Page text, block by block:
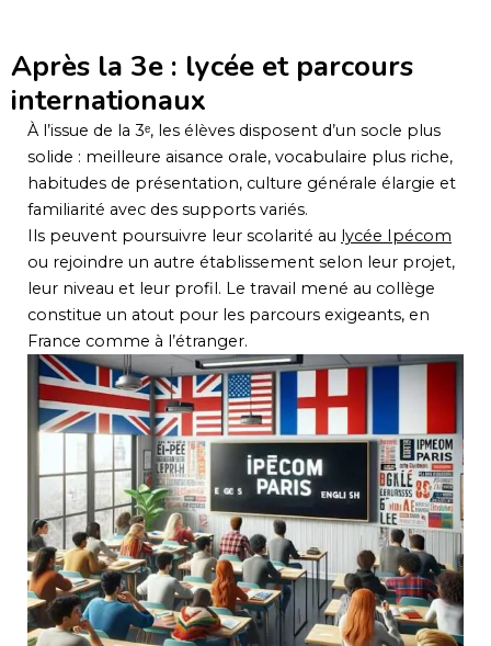
Après la 3e : lycée et parcours
internationaux
À l’issue de la 3ᵉ, les élèves disposent d’un socle plus
solide : meilleure aisance orale, vocabulaire plus riche,
habitudes de présentation, culture générale élargie et
familiarité avec des supports variés.
Ils peuvent poursuivre leur scolarité au lycée Ipécom
ou rejoindre un autre établissement selon leur projet,
leur niveau et leur profil. Le travail mené au collège
constitue un atout pour les parcours exigeants, en
France comme à l’étranger.